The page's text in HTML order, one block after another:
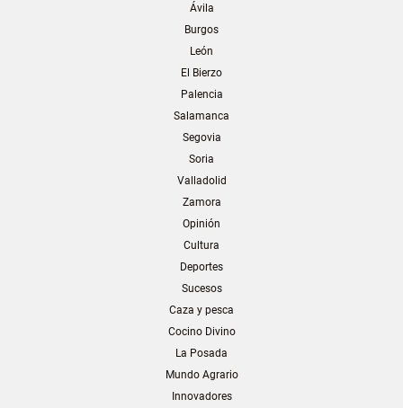
Ávila
Burgos
León
El Bierzo
Palencia
Salamanca
Segovia
Soria
Valladolid
Zamora
Opinión
Cultura
Deportes
Sucesos
Caza y pesca
Cocino Divino
La Posada
Mundo Agrario
Innovadores